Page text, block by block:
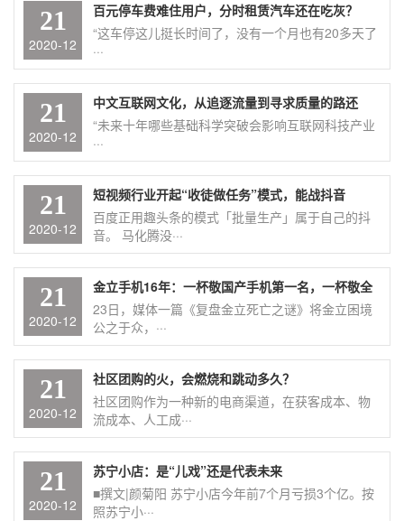
21
2020-12
百元停车费难住用户，分时租赁汽车还在吃灰？
“这车停这儿挺长时间了，没有一个月也有20多天了
···
21
2020-12
中文互联网文化，从追逐流量到寻求质量的路还
“未来十年哪些基础科学突破会影响互联网科技产业
···
21
2020-12
短视频行业开起“收徒做任务”模式，能战抖音
百度正用趣头条的模式「批量生产」属于自己的抖
音。 马化腾没···
21
2020-12
金立手机16年：一杯敬国产手机第一名，一杯敬全
23日，媒体一篇《复盘金立死亡之谜》将金立困境
公之于众，···
21
2020-12
社区团购的火，会燃烧和跳动多久？
社区团购作为一种新的电商渠道，在获客成本、物
流成本、人工成···
21
2020-12
苏宁小店：是“儿戏”还是代表未来
■撰文|颜菊阳 苏宁小店今年前7个月亏损3个亿。按
照苏宁小···